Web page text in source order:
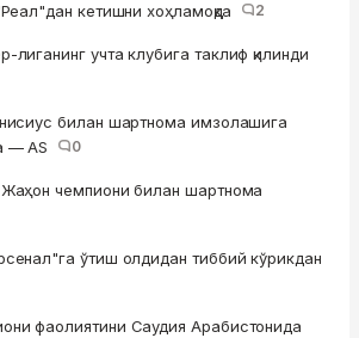
кетишни хоҳламоқда
2
лиганинг учта клубига таклиф қилинди
билан шартнома имзолашига
— AS
0
чемпиони билан шартнома
ўтиш олдидан тиббий кўрикдан
фаолиятини Саудия Арабистонида